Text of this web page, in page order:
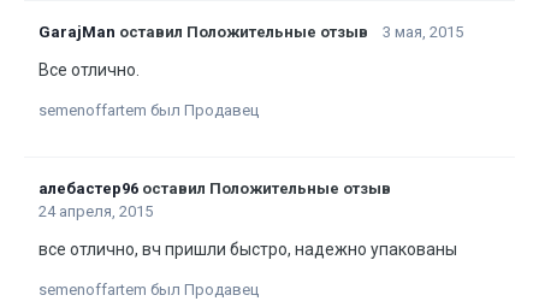
GarajMan оставил Положительные отзыв 3 мая, 2015
Все отлично.
semenoffartem был Продавец
алебастер96 оставил Положительные отзыв
24 апреля, 2015
все отлично, вч пришли быстро, надежно упакованы
semenoffartem был Продавец